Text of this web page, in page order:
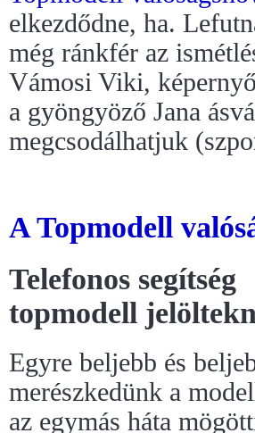
elkezdődne, ha.
még ránkfér az
Vámosi Viki,
a gyöngyöző Jana
megcsodálhatjuk
A Topmodell
Telefonos segítség
topmodell
Egyre beljebb és
merészkedünk a
az egymás háta